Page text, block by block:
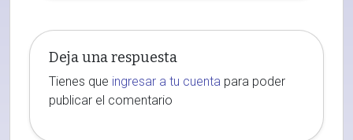
Deja una respuesta
Tienes que ingresar a tu cuenta para poder
publicar el comentario